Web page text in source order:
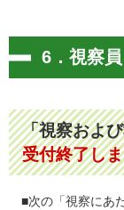
6．視察
「視察およ
受付終了し
■次の「視察にあ